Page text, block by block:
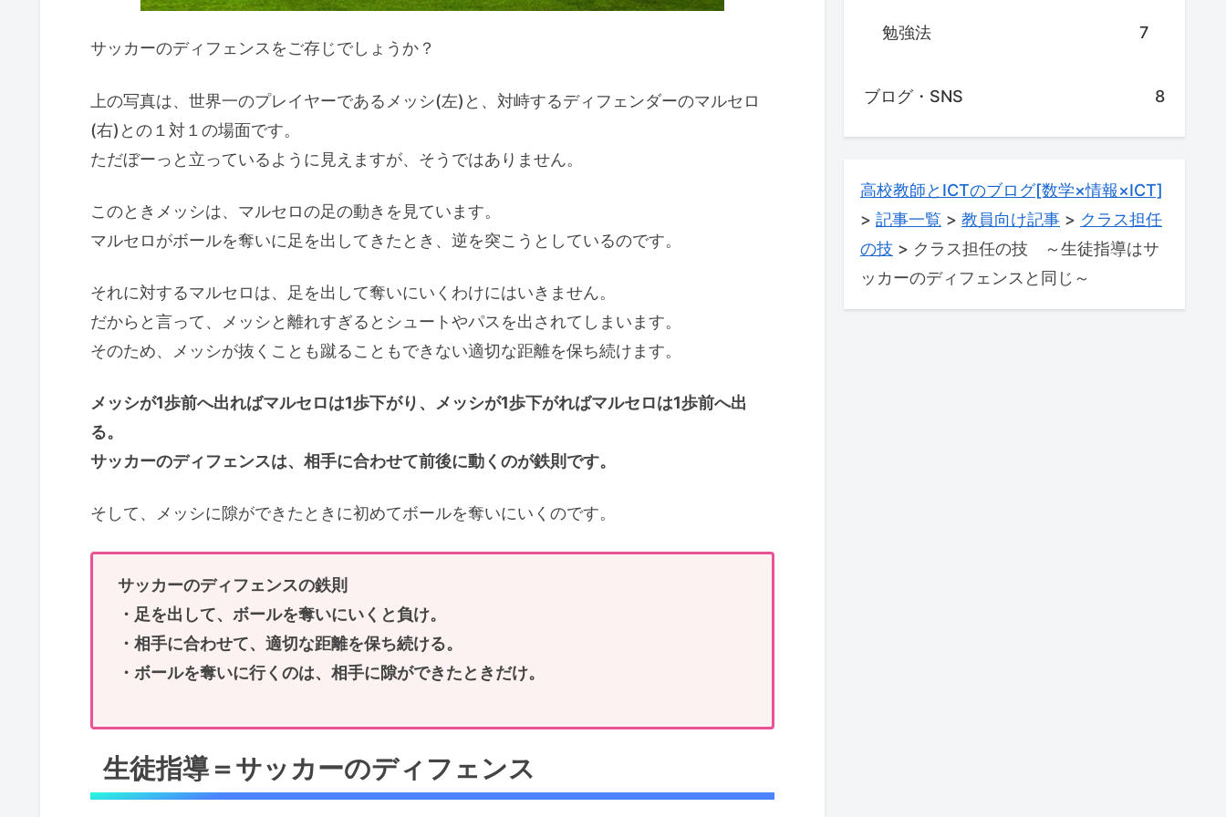
サッカーのディフェンスをご存じでしょうか？
上の写真は、世界一のプレイヤーであるメッシ(左)と、対峙するディフェンダーのマルセロ
(右)との１対１の場面です。
ただぼーっと立っているように見えますが、そうではありません。
このときメッシは、マルセロの足の動きを見ています。
マルセロがボールを奪いに足を出してきたとき、逆を突こうとしているのです。
それに対するマルセロは、足を出して奪いにいくわけにはいきません。
だからと言って、メッシと離れすぎるとシュートやパスを出されてしまいます。
そのため、メッシが抜くことも蹴ることもできない適切な距離を保ち続けます。
メッシが1歩前へ出ればマルセロは1歩下がり、メッシが1歩下がればマルセロは1歩前へ出
る。
サッカーのディフェンスは、相手に合わせて前後に動くのが鉄則です。
そして、メッシに隙ができたときに初めてボールを奪いにいくのです。
サッカーのディフェンスの鉄則
・足を出して、ボールを奪いにいくと負け。
・相手に合わせて、適切な距離を保ち続ける。
・ボールを奪いに行くのは、相手に隙ができたときだけ。
生徒指導＝サッカーのディフェンス
勉強法 7
ブログ・SNS 8
高校教師とICTのブログ[数学×情報×ICT]
> 記事一覧 > 教員向け記事 > クラス担任
の技 > クラス担任の技 ～生徒指導はサ
ッカーのディフェンスと同じ～